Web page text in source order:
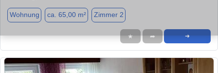
Wohnung ca. 65,00 m² Zimmer 2
★ ➦ ➜